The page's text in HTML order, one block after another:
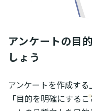
アンケートの目
しょう
アンケートを作成す
「目的を明確にする